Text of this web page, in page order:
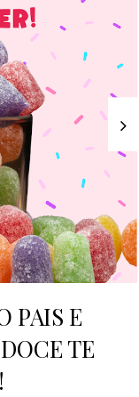
PAIS E
TE